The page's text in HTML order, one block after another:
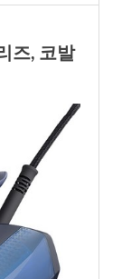
즈, 코발